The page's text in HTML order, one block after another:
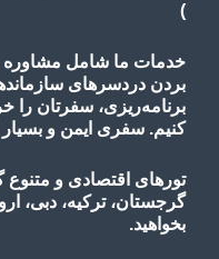
)
خدمات ما شامل مشاوره
بردن دردسرهای
برنامه‌ریزی، سفرتان را
کنیم. سفری ایمن و
تورهای اقتصادی و متنوع
گرجستان، ترکیه، دبی،
بخواهید.